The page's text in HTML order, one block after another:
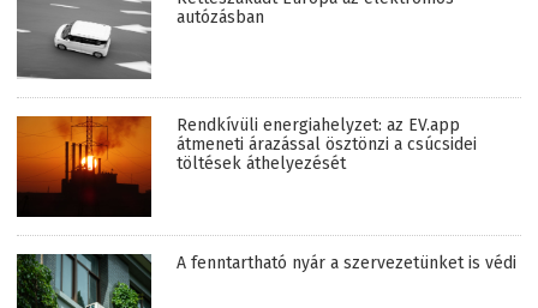
autózásban
Rendkívüli energiahelyzet: az EV.app
átmeneti árazással ösztönzi a csúcsidei
töltések áthelyezését
A fenntartható nyár a szervezetünket is védi